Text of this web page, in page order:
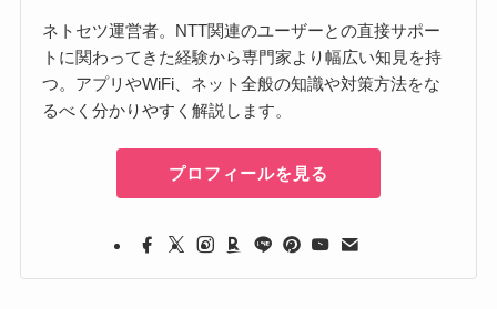
ネトセツ運営者。NTT関連のユーザーとの直接サポー
トに関わってきた経験から専門家より幅広い知見を持
つ。アプリやWiFi、ネット全般の知識や対策方法をな
るべく分かりやすく解説します。
プロフィールを見る